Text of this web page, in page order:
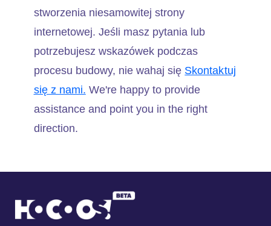
stworzenia niesamowitej strony
internetowej. Jeśli masz pytania lub
potrzebujesz wskazówek podczas
procesu budowy, nie wahaj się Skontaktuj
się z nami. We're happy to provide
assistance and point you in the right
direction.